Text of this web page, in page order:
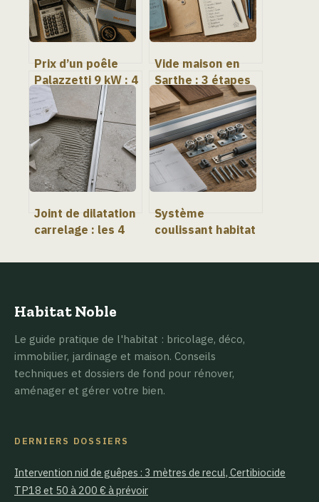
Prix d’un poêle
Palazzetti 9 kW : 4
facteurs
techniques qui
expliquent l’écart
de 2 500 € à 5 000
€
Vide maison en
Sarthe : 3 étapes
clés pour réussir
votre débarras et
valoriser vos biens
Joint de dilatation
carrelage : les 4
fissures et
Système
coulissant habitat
par porte avec le
Habitat Noble
Le guide pratique de l'habitat : bricolage, déco,
immobilier, jardinage et maison. Conseils
techniques et dossiers de fond pour rénover,
aménager et gérer votre bien.
DERNIERS DOSSIERS
Intervention nid de guêpes : 3 mètres de recul, Certibiocide
TP18 et 50 à 200 € à prévoir